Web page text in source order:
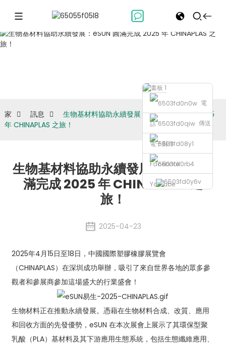
電
話 傳送
電子郵件
Facebook
Youtube
家 訊息
生物基材料協助永續發展：eSUN 圓滿完成 2025
年 CHINAPLAS 之旅！
生物基材料協助永續發展：eSUN 圓
滿完成 2025 年 CHINAPLAS 之
旅！
2025-04-23
2025年4月15日至18日，中國國際塑膠橡膠展覽會
（CHINAPLAS）在深圳成功舉辦，吸引了來自世界各地的眾多參
觀者和參展商參加這場盛大的行業盛會！
生物材料正在推動永續發展。憑藉在生物材料合成、改質、應用
和回收方面的先發優勢，eSUN 在本次展會上展示了其環保型聚
乳酸（PLA）基材料及其下游應用生態系統，包括生態纖維應用、